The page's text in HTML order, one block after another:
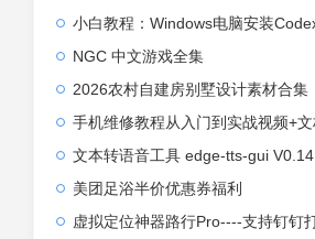
小白教程：Windows电脑安装
NGC 中文游戏全集
2026农村自建房别墅设计素材合集，有
手机维修教程从入门到实战视频+文档
文本转语音工具 edge-tts-gui V0.14
美团足浴半价优惠券福利
虚拟定位神器路行Pro----支持钉钉打卡，网约